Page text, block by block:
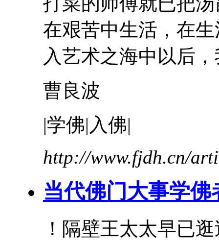
在艰苦中生活，在
入艺术之海中以后，
曹良波
|学佛|入佛|
http://www.fjdh.cn/
当代佛门大事学佛
！隔壁王太太早已